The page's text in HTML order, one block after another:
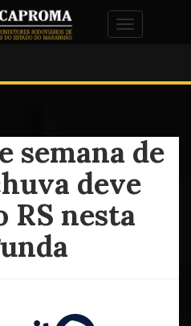
Alternar
semana de
deve
RS nesta